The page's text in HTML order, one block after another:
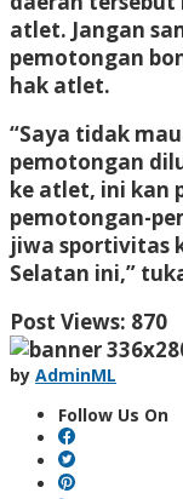
atlet. Jangan
pemotongan
hak atlet.
“Saya tidak
pemotongan
ke atlet, ini kan
pemotongan-
jiwa sportivitas
Selatan ini,”
Post Views: 870
by AdminML
Follow Us On